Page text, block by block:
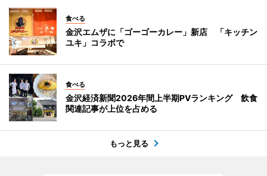
食べる
金沢エムザに「ゴーゴーカレー」新店 「キッチン
ユキ」コラボで
食べる
金沢経済新聞2026年間上半期PVランキング 飲食
関連記事が上位を占める
もっと見る